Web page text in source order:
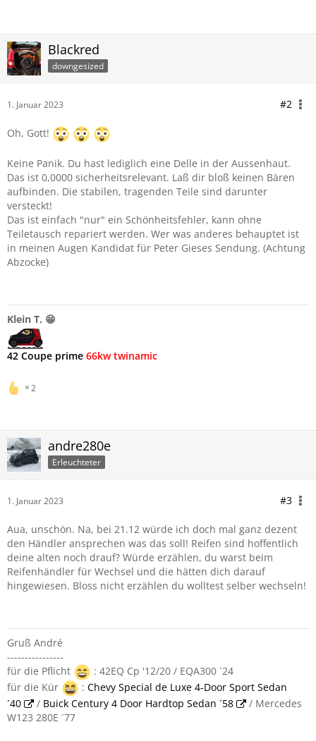
Blackred
downgesized
1. Januar 2023 #2
Oh, Gott!
Keine Panik. Du hast lediglich eine Delle in der Aussenhaut.
Das ist 0,0000 sicherheitsrelevant. Laß dir bloß keinen Bären
aufbinden. Die stabilen, tragenden Teile sind darunter
versteckt!
Das ist einfach "nur" ein Schönheitsfehler, kann ohne
Teiletausch repariert werden. Wer was anderes behauptet ist
in meinen Augen Kandidat für Peter Gieses Sendung. (Achtung
Abzocke)
Klein T. 😁
42 Coupe prime 66kw twinamic
2
andre280e
Erleuchteter
1. Januar 2023 #3
Aua, unschön. Na, bei 21.12 würde ich doch mal ganz dezent
den Händler ansprechen was das soll! Reifen sind hoffentlich
deine alten noch drauf? Würde erzählen, du warst beim
Reifenhändler für Wechsel und die hätten dich darauf
hingewiesen. Bloss nicht erzählen du wolltest selber wechseln!
Gruß André
----------------
für die Pflicht
: 42EQ Cp '12/20 / EQA300 ´24
für die Kür
: Chevy Special de Luxe 4-Door Sport Sedan
´40
/ Buick Century 4 Door Hardtop Sedan ´58
/ Mercedes
W123 280E ´77